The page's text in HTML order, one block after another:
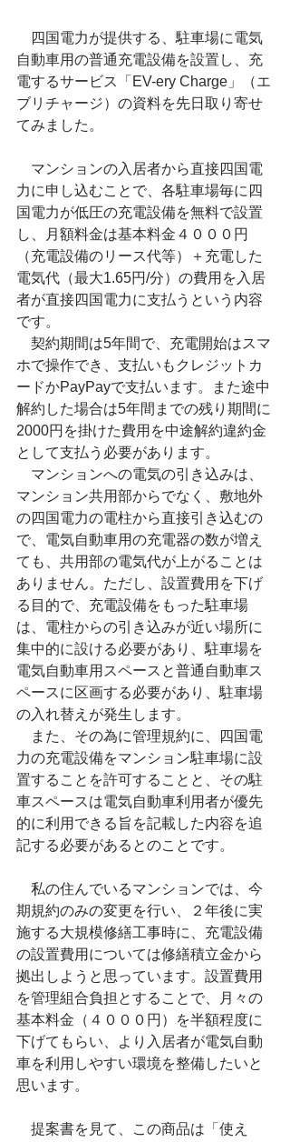
四国電力が提供する、駐車場に電気
自動車用の普通充電設備を設置し、充
電するサービス「EV-ery Charge」（エ
ブリチャージ）の資料を先日取り寄せ
てみました。
マンションの入居者から直接四国電
力に申し込むことで、各駐車場毎に四
国電力が低圧の充電設備を無料で設置
し、月額料金は基本料金４０００円
（充電設備のリース代等）＋充電した
電気代（最大1.65円/分）の費用を入居
者が直接四国電力に支払うという内容
です。
契約期間は5年間で、充電開始はスマ
ホで操作でき、支払いもクレジットカ
ードかPayPayで支払います。また途中
解約した場合は5年間までの残り期間に
2000円を掛けた費用を中途解約違約金
として支払う必要があります。
マンションへの電気の引き込みは、
マンション共用部からでなく、敷地外
の四国電力の電柱から直接引き込むの
で、電気自動車用の充電器の数が増え
ても、共用部の電気代が上がることは
ありません。ただし、設置費用を下げ
る目的で、充電設備をもった駐車場
は、電柱からの引き込みが近い場所に
集中的に設ける必要があり、駐車場を
電気自動車用スペースと普通自動車ス
ペースに区画する必要があり、駐車場
の入れ替えが発生します。
また、その為に管理規約に、四国電
力の充電設備をマンション駐車場に設
置することを許可することと、その駐
車スペースは電気自動車利用者が優先
的に利用できる旨を記載した内容を追
記する必要があるとのことです。
私の住んでいるマンションでは、今
期規約のみの変更を行い、２年後に実
施する大規模修繕工事時に、充電設備
の設置費用については修繕積立金から
拠出しようと思っています。設置費用
を管理組合負担とすることで、月々の
基本料金（４０００円）を半額程度に
下げてもらい、より入居者が電気自動
車を利用しやすい環境を整備したいと
思います。
提案書を見て、この商品は「使え